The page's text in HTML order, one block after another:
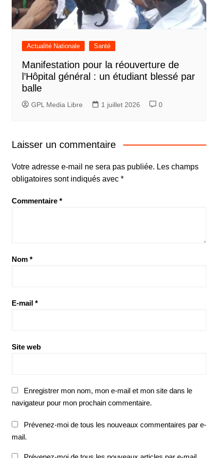
Actualité Nationale Santé
Manifestation pour la réouverture de
l’Hôpital général : un étudiant blessé par
balle
GPL Media Libre 1 juillet 2026 0
Laisser un commentaire
Votre adresse e-mail ne sera pas publiée. Les champs
obligatoires sont indiqués avec *
Commentaire *
Nom *
E-mail *
Site web
Enregistrer mon nom, mon e-mail et mon site dans le
navigateur pour mon prochain commentaire.
Prévenez-moi de tous les nouveaux commentaires par e-
mail.